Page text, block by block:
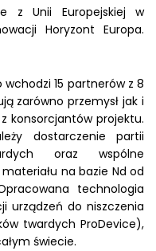
z Unii Europejskiej w
Horyzont Europa.
15 partnerów z 8
zarówno przemysł jak i
konsorcjantów projektu.
dostarczenie partii
oraz wspólne
na bazie Nd od
technologia
urządzeń do niszczenia
twardych ProDevice),
świecie.